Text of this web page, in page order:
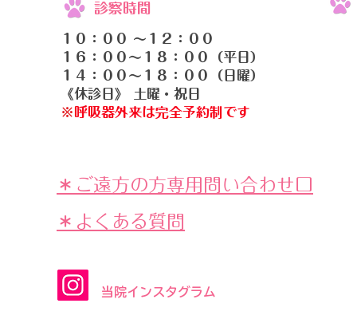
診察時間
１０：００ 〜１２：００
１６：００〜１８：００（平日）
１４：００〜１８：００（日曜）
《休診日》 土曜・祝日
​​※ 呼吸器外来は完全予約制です
＊ご遠方の方専用問い合わせ口
​​＊よくある質問
​当院インスタグラム